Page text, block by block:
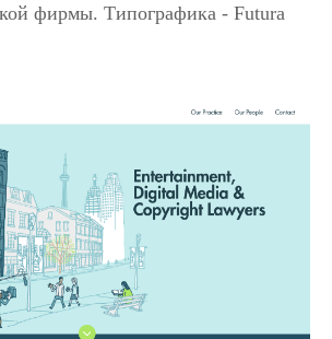
фирмы. Типографика - Futura